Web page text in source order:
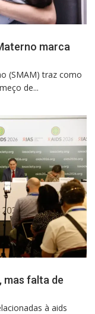
marca
(SMAM) traz como
de...
mas falta de
à aids